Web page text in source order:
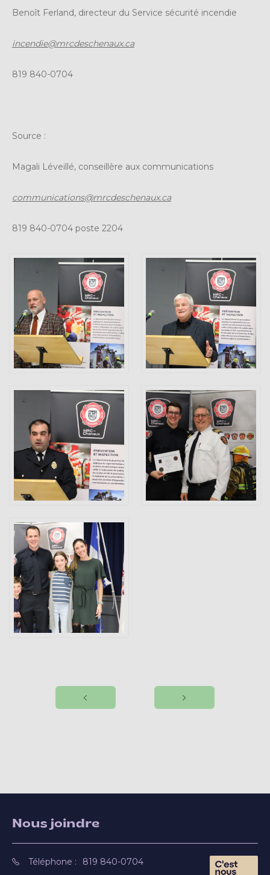
Benoît Ferland, directeur du Service sécurité incendie
incendie@mrcdeschenaux.ca
819 840-0704
Source :
Magali Léveillé, conseillère aux communications
communications@mrcdeschenaux.ca
819 840-0704 poste 2204
Nous joindre
Téléphone :
819 840-0704